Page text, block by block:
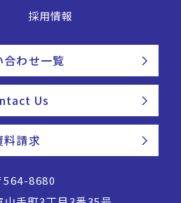
採用情報
合わせ一覧
Us
料請求
564-8680